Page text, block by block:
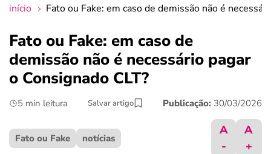
crédito fácil
últimas notícias
início Fato ou Fake: em caso de demissão não é
Fato ou Fake: em caso de
demissão não é necessário pagar
o Consignado CLT?
5 min leitura Salvar artigo Publicação: 30/03/2026
Fato ou Fake notícias
A
-
A
+